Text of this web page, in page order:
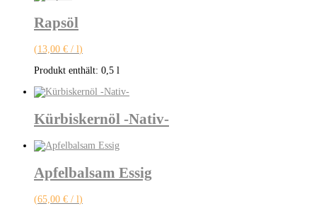
Rapsöl
(13,00 € / l)
Produkt enthält: 0,5 l
Kürbiskernöl -Nativ-
Apfelbalsam Essig
(65,00 € / l)